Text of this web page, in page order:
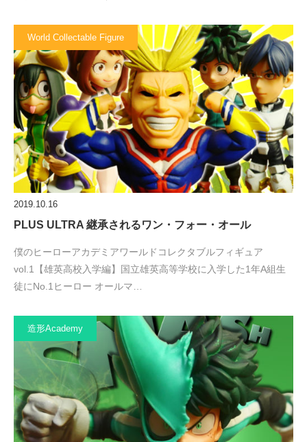
World Collectable Figure
2019.10.16
PLUS ULTRA 継承されるワン・フォー・オール
僕のヒーローアカデミアワールドコレクタブルフィギュア
vol.1【雄英高校入学編】国立雄英高等学校に入学した1年A組生
徒にNo.1ヒーロー オールマ…
造形Academy